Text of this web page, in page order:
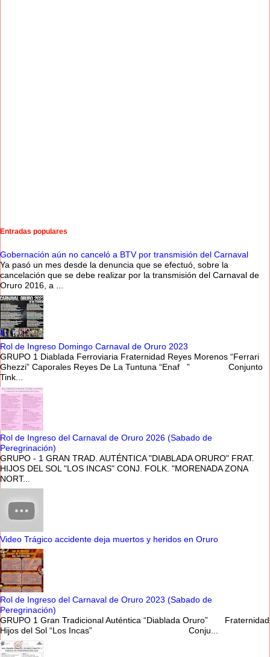
Entradas populares
Gobernación aún no canceló a BTV por transmisión del Carnaval
Ya pasó un mes desde la denuncia que se efectuó, sobre la
cancelación que se debe realizar por la transmisión del Carnaval de
Oruro 2016, a ...
Rol de Ingreso Domingo Carnaval de Oruro 2023
GRUPO 1 Diablada Ferroviaria Fraternidad Reyes Morenos “Ferrari
Ghezzi” Caporales Reyes De La Tuntuna “Enaf ” Conjunto
Tink...
Rol de Ingreso del Carnaval de Oruro 2026 (Sabado de
Peregrinación)
GRUPO - 1 GRAN TRAD. AUTÉNTICA "DIABLADA ORURO" FRAT.
HIJOS DEL SOL "LOS INCAS" CONJ. FOLK. "MORENADA ZONA
NORT...
Video Trágico accidente deja muertos y heridos en Oruro
Rol de Ingreso del Carnaval de Oruro 2023 (Sabado de
Peregrinación)
GRUPO 1 Gran Tradicional Auténtica “Diablada Oruro” Fraternidad
Hijos del Sol “Los Incas” Conju...